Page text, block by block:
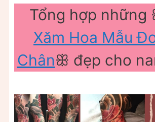
Tổng hợp những
Xăm Hoa Mẫu
Chânꕥ đẹp cho